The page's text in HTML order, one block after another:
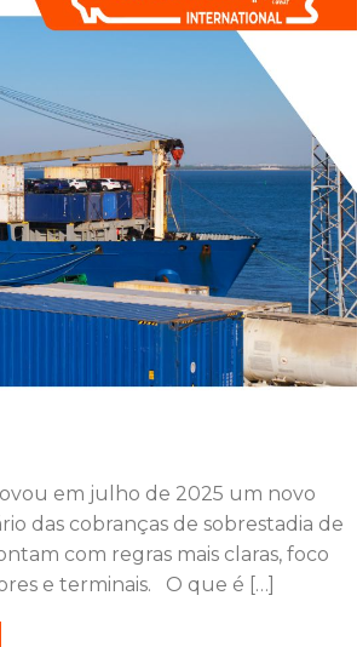
em julho de 2025 um novo
das cobranças de sobrestadia de
com regras mais claras, foco
e terminais. O que é […]